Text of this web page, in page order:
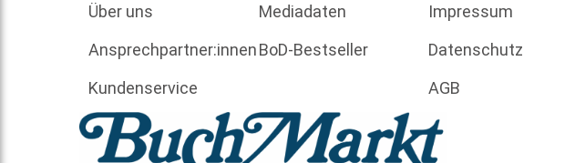
Über uns
Ansprechpartner:innen
Kundenservice
Mediadaten
BoD-Bestseller
Impressum
Datenschutz
AGB